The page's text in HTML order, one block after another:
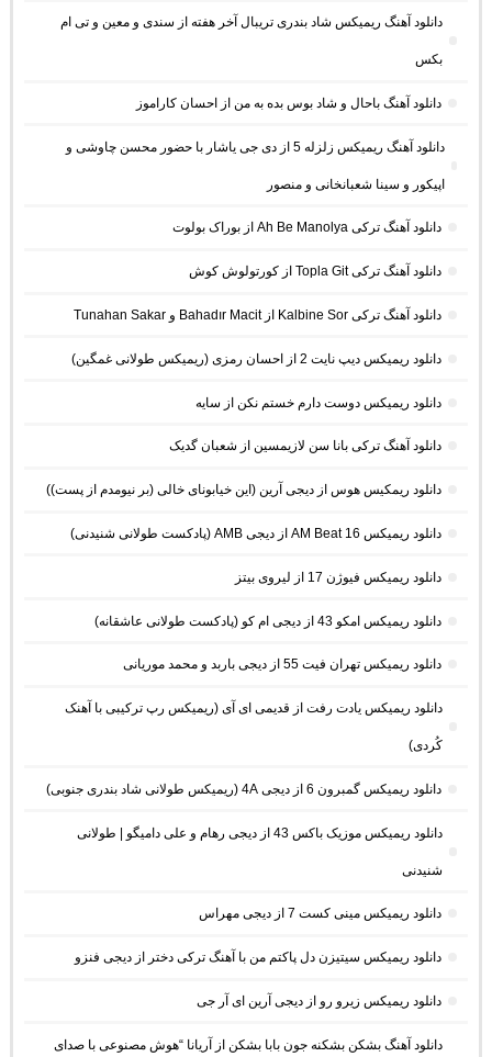
دانلود آهنگ ریمیکس شاد بندری تریبال آخر هفته از سندی و معین و تی ام
بکس
دانلود آهنگ باحال و شاد بوس بده به من از احسان کاراموز
دانلود آهنگ ریمیکس زلزله 5 از دی جی یاشار با حضور محسن چاوشی و
اپیکور و سینا شعبانخانی و منصور
دانلود آهنگ ترکی Ah Be Manolya از بوراک بولوت
دانلود آهنگ ترکی Topla Git از کورتولوش کوش
دانلود آهنگ ترکی Kalbine Sor از Bahadır Macit و Tunahan Sakar
دانلود ریمیکس دیپ نایت 2 از احسان رمزی (ریمیکس طولانی غمگین)
دانلود ریمیکس دوست دارم خستم نکن از سایه
دانلود آهنگ ترکی بانا سن لازیمسین از شعبان گدیک
دانلود ریمکیس هوس از دیجی آرین (این خیابونای خالی (بر نیومدم از پست))
دانلود ریمیکس AM Beat 16 از دیجی AMB (پادکست طولانی شنیدنی)
دانلود ریمیکس فیوژن 17 از لیروی بیتز
دانلود ریمیکس امکو 43 از دیجی ام کو (پادکست طولانی عاشقانه)
دانلود ریمیکس تهران فیت 55 از دیجی باربد و محمد موریانی
دانلود ریمیکس یادت رفت از قدیمی ای آی (ریمیکس رپ ترکیبی با آهنک
کُردی)
دانلود ریمیکس گمبرون 6 از دیجی 4A (ریمیکس طولانی شاد بندری جنوبی)
دانلود ریمیکس موزیک باکس 43 از دیجی رهام و علی دامیگو | طولانی
شنیدنی
دانلود ریمیکس مینی کست 7 از دیجی مهراس
دانلود ریمیکس سیتیزن دل پاکتم من با آهنگ ترکی دختر از دیجی فنزو
دانلود ریمیکس زیرو رو از دیجی آرین ای آر جی
دانلود آهنگ بشکن بشکنه جون بابا بشکن از آریانا “هوش مصنوعی با صدای